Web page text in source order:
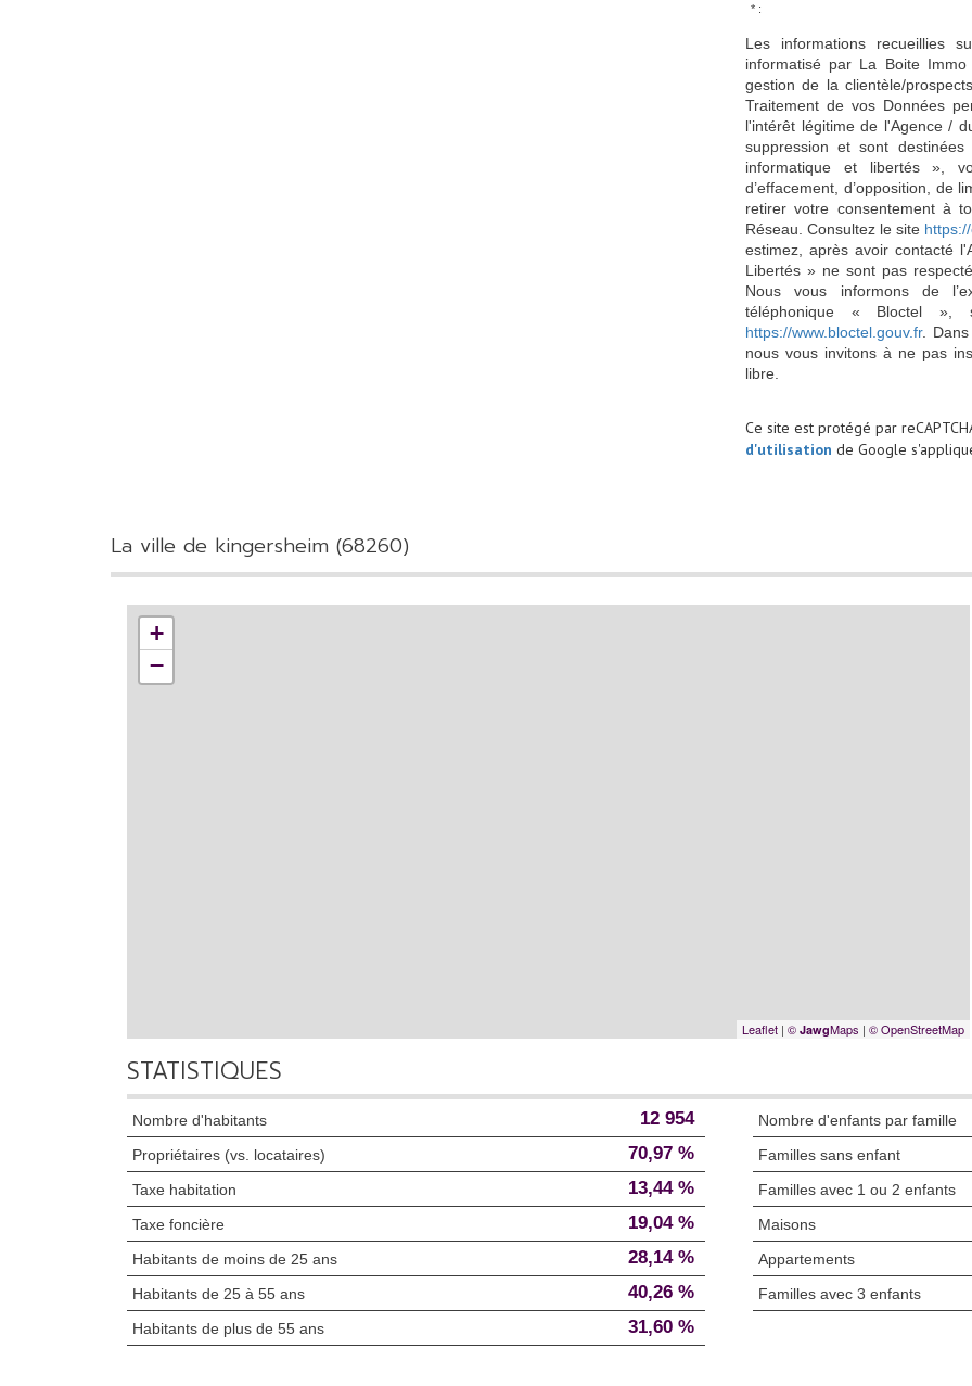
* :
Les informations recueillies
informatisé par La Boite
gestion de la clientèle/
Traitement de vos Données
l'intérêt légitime de l'Agence /
suppression et sont
informatique et libertés »,
d’effacement, d’opposition, de
retirer votre consentement à
Réseau. Consultez le site
estimez, après avoir contacté
Libertés » ne sont pas
Nous vous informons de
téléphonique « Bloctel
https://www.bloctel.gouv.fr.
nous vous invitons à ne pas
libre.
Ce site est protégé par
d'utilisation de Google
la ville de kingersheim (68260)
+
−
Leaflet | © JawgMaps | © OpenStreetMap
STATISTIQUES
Nombre d'habitants 12 954
Propriétaires (vs. locataires) 70,97 %
Taxe habitation 13,44 %
Taxe foncière 19,04 %
Habitants de moins de 25 ans 28,14 %
Habitants de 25 à 55 ans 40,26 %
Habitants de plus de 55 ans 31,60 %
Nombre d'enfants par famille
Familles sans enfant
Familles avec 1 ou 2 enfants
Maisons
Appartements
Familles avec 3 enfants